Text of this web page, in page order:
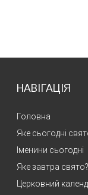
НАВІГАЦІЯ
Головна
Яке сьогодні
Іменини сьогодні
Яке завтра свято?
Церковний